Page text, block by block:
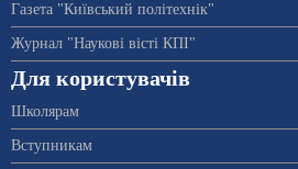
Газета "Київський політехнік"
Журнал "Наукові вісті КПІ"
Для користувачів
Школярам
Вступникам